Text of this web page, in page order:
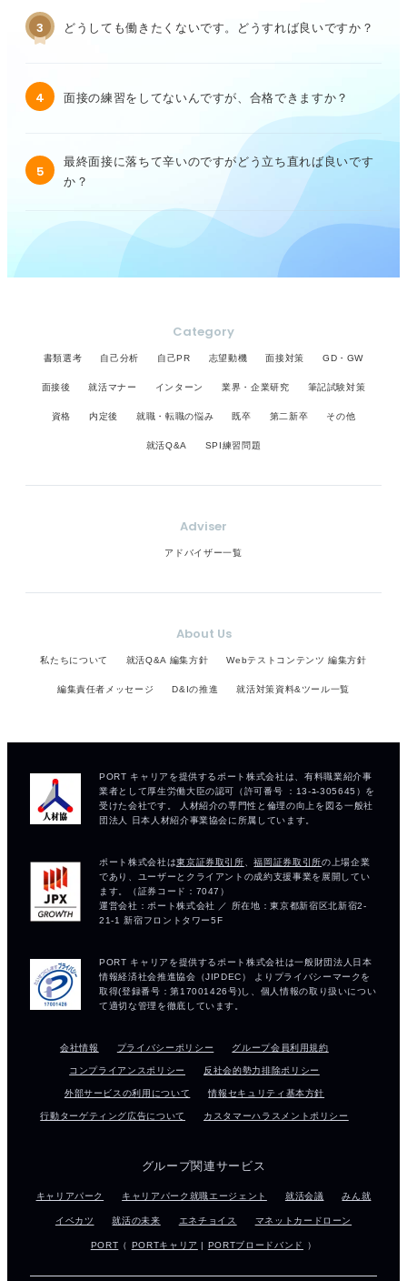
3 どうしても働きたくないです。どうすれば良いですか？
4 面接の練習をしてないんですが、合格できますか？
5
最終面接に落ちて辛いのですがどう立ち直れば良いです
か？
Category
書類選考 自己分析 自己PR 志望動機 面接対策 GD・GW
面接後 就活マナー インターン 業界・企業研究 筆記試験対策
資格 内定後 就職・転職の悩み 既卒 第二新卒 その他
就活Q&A SPI練習問題
Adviser
アドバイザー一覧
About Us
私たちについて 就活Q&A 編集方針 Webテストコンテンツ 編集方針
編集責任者メッセージ D&Iの推進 就活対策資料&ツール一覧
会社情報 プライバシーポリシー グループ会員利用規約
コンプライアンスポリシー 反社会的勢力排除ポリシー
外部サービスの利用について 情報セキュリティ基本方針
行動ターゲティング広告について カスタマーハラスメントポリシー